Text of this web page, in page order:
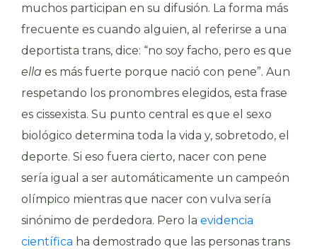
muchos participan en su difusión. La forma más
frecuente es cuando alguien, al referirse a una
deportista trans, dice: “no soy facho, pero es que
ella es más fuerte porque nació con pene”. Aun
respetando los pronombres elegidos, esta frase
es cissexista. Su punto central es que el sexo
biológico determina toda la vida y, sobretodo, el
deporte. Si eso fuera cierto, nacer con pene
sería igual a ser automáticamente un campeón
olímpico mientras que nacer con vulva sería
sinónimo de perdedora. Pero la evidencia
científica ha demostrado que las personas trans